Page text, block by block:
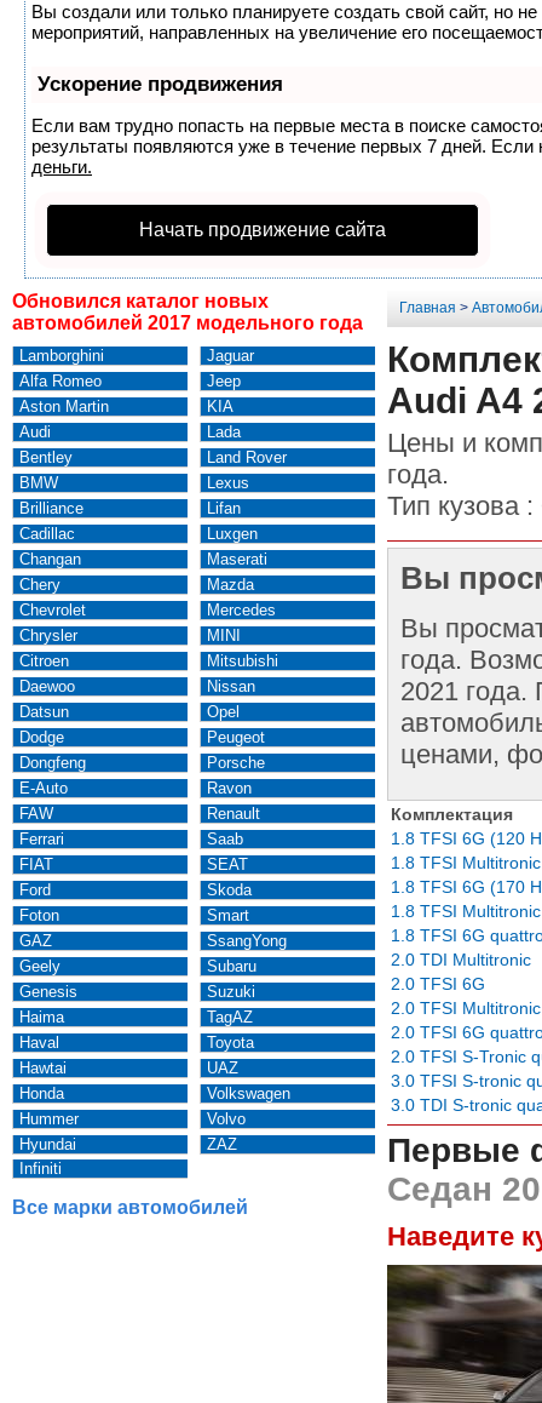
Вы создали или только планируете создать свой сайт, но
мероприятий, направленных на увеличение его
Ускорение продвижения
Если вам трудно попасть на первые места в поиске
результаты появляются уже в течение первых 7 дней.
деньги.
Начать продвижение сайта
Обновился каталог новых
автомобилей 2017 модельного года
Lamborghini
Alfa Romeo
Aston Martin
Audi
Bentley
BMW
Brilliance
Cadillac
Changan
Chery
Chevrolet
Chrysler
Citroen
Daewoo
Datsun
Dodge
Dongfeng
E-Auto
FAW
Ferrari
FIAT
Ford
Foton
GAZ
Geely
Genesis
Haima
Haval
Hawtai
Honda
Hummer
Hyundai
Infiniti
Jaguar
Jeep
KIA
Lada
Land Rover
Lexus
Lifan
Luxgen
Maserati
Mazda
Mercedes
MINI
Mitsubishi
Nissan
Opel
Peugeot
Porsche
Ravon
Renault
Saab
SEAT
Skoda
Smart
SsangYong
Subaru
Suzuki
TagAZ
Toyota
UAZ
Volkswagen
Volvo
ZAZ
Все марки автомобилей
Главная >
Audi A4
Цены и
года.
Тип кузова :
Вы
Вы
года.
2021 года.
ценами,
Комплектация
1.8 TFSI 6G (120
1.8 TFSI
1.8 TFSI 6G (170
1.8 TFSI
1.8 TFSI 6G
2.0 TDI Multitronic
2.0 TFSI 6G
2.0 TFSI Multitronic
2.0 TFSI 6G
2.0 TFSI S-Tronic
3.0 TFSI S-tronic
3.0 TDI S-tronic
Первые
Седан
Наведите